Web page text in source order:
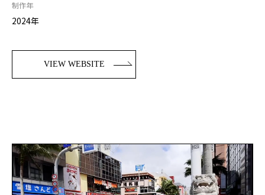
制作年
2024年
VIEW WEBSITE